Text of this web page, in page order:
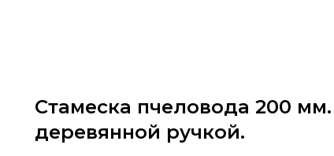
Стамеска пчеловода 200
деревянной ручкой.